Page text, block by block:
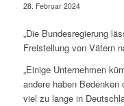
28. Februar 2024
„Die Bundesregierung
Freistellung von Vätern
„Einige Unternehmen
andere haben Bedenken
viel zu lange in